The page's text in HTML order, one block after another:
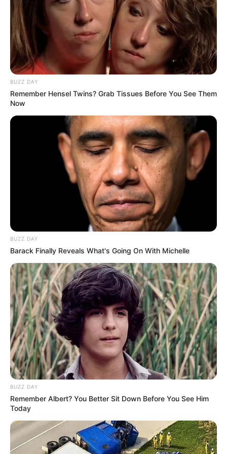
Regional variabel: Während man in
Österreich gerne Germknödel mit Powidl
(Pflaumenmus) füllt, werden in
Deutschland Hefeklöße oft schlicht und
pur serviert.
Klassisches Hefeklöße
Rezept Schritt für
Schritt
Zutaten (für ca. 6–8
Hefeklöße):
1 Würfel frische Hefe (42 g) oder 1
Päckchen Trockenhefe
250 ml lauwarme Milch
50 g Zucker
60 g Butter (geschmolzen)
1 Ei
1 Prise Salz
Zubereitung:
BUZZ DAY
Remember Hensel Twins? Grab Tissues Before You See Them
Now
BUZZ DAY
Barack Finally Reveals What's Going On With Michelle
BUZZ DAY
Remember Albert? You Better Sit Down Before You See Him
Today